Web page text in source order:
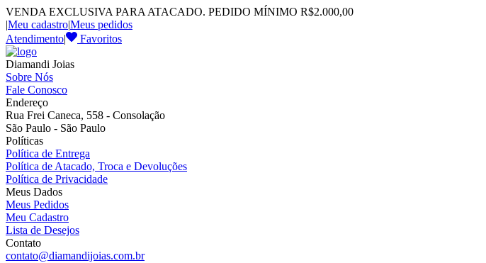
VENDA EXCLUSIVA PARA ATACADO. PEDIDO MÍNIMO R$2.000,00
|Meu cadastro|Meus pedidos
Atendimento| Favoritos
Diamandi Joias
Sobre Nós
Fale Conosco
Endereço
Rua Frei Caneca, 558 - Consolação
São Paulo - São Paulo
Políticas
Política de Entrega
Política de Atacado, Troca e Devoluções
Política de Privacidade
Meus Dados
Meus Pedidos
Meu Cadastro
Lista de Desejos
Contato
contato@diamandijoias.com.br